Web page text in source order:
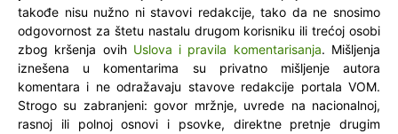
takođe nisu nužno ni stavovi redakcije, tako da ne snosimo
odgovornost za štetu nastalu drugom korisniku ili trećoj osobi
zbog kršenja ovih Uslova i pravila komentarisanja. Mišljenja
iznešena u komentarima su privatno mišljenje autora
komentara i ne odražavaju stavove redakcije portala VOM.
Strogo su zabranjeni: govor mržnje, uvrede na nacionalnoj,
rasnoj ili polnoj osnovi i psovke, direktne pretnje drugim